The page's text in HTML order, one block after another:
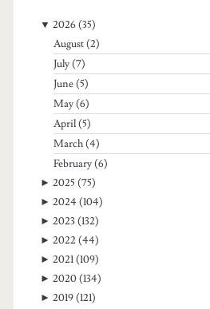
▼ 2026 (35)
August (2)
July (7)
June (5)
May (6)
April (5)
March (4)
February (6)
► 2025 (75)
► 2024 (104)
► 2023 (132)
► 2022 (44)
► 2021 (109)
► 2020 (134)
► 2019 (121)